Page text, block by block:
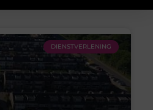
DIENSTVERLENING